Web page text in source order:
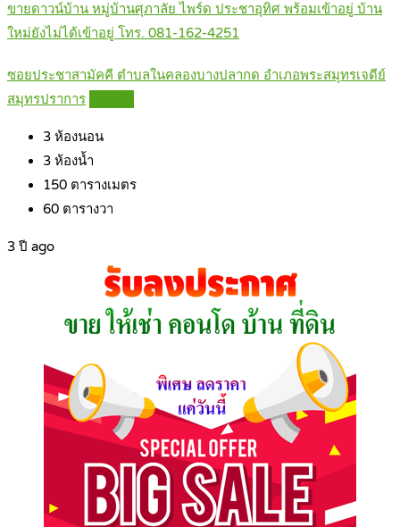
ขายดาวน์บ้าน หมู่บ้านศุภาลัย ไพร์ด ประชาอุทิศ พร้อมเข้าอยู่ บ้าน
ใหม่ยังไม่ได้เข้าอยู่ โทร. 081-162-4251
ซอยประชาสามัคคี ตำบลในคลองบางปลากด อำเภอพระสมุทรเจดีย์
สมุทรปราการ
3 ห้องนอน
3 ห้องน้ำ
150 ตารางเมตร
60 ตารางวา
3 ปี ago